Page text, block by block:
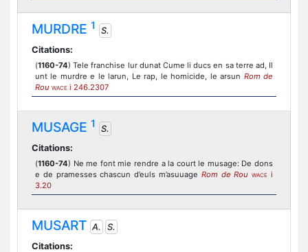
MURDRE 1
S.
Citations:
(1160-74) Tele franchise lur dunat Cume li ducs en sa terre ad, Il
unt le murdre e le larun, Le rap, le homicide, le arsun Rom de
Rou WACE i 246.2307
MUSAGE 1
S.
Citations:
(1160-74) Ne me font mie rendre a la court le musage: De dons
e de pramesses chascun d’euls m’asuuage Rom de Rou WACE i
3.20
MUSART A.
S.
Citations: